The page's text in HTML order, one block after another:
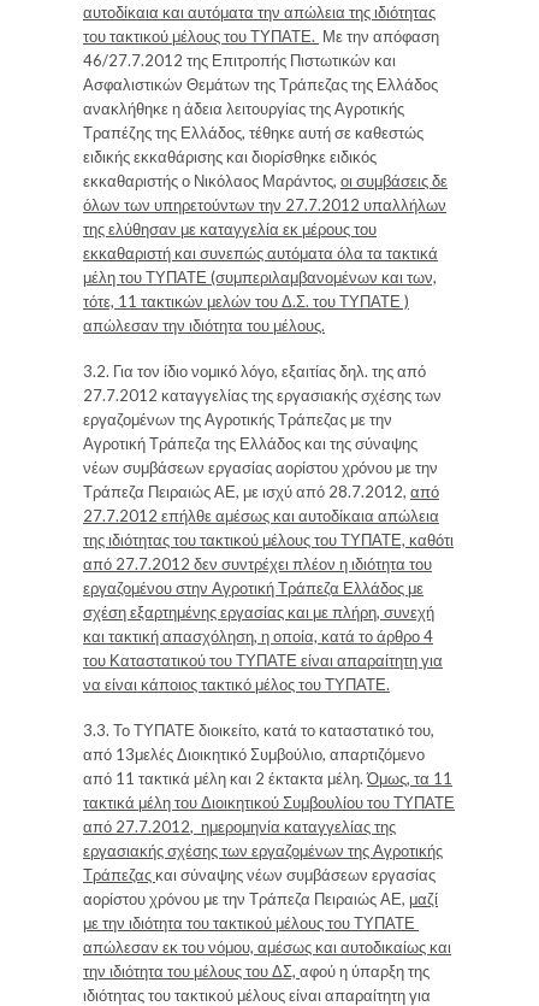
αυτοδίκαια και αυτόματα την απώλεια της ιδιότητας
του τακτικού μέλους του ΤΥΠΑΤΕ. Με την απόφαση
46/27.7.2012 της Επιτροπής Πιστωτικών και
Ασφαλιστικών Θεμάτων της Τράπεζας της Ελλάδος
ανακλήθηκε η άδεια λειτουργίας της Αγροτικής
Τραπέζης της Ελλάδος, τέθηκε αυτή σε καθεστώς
ειδικής εκκαθάρισης και διορίσθηκε ειδικός
εκκαθαριστής ο Νικόλαος Μαράντος, οι συμβάσεις δε
όλων των υπηρετούντων την 27.7.2012 υπαλλήλων
της ελύθησαν με καταγγελία εκ μέρους του
εκκαθαριστή και συνεπώς αυτόματα όλα τα τακτικά
μέλη του ΤΥΠΑΤΕ (συμπεριλαμβανομένων και των,
τότε, 11 τακτικών μελών του Δ.Σ. του ΤΥΠΑΤΕ )
απώλεσαν την ιδιότητα του μέλους.
3.2. Για τον ίδιο νομικό λόγο, εξαιτίας δηλ. της από
27.7.2012 καταγγελίας της εργασιακής σχέσης των
εργαζομένων της Αγροτικής Τράπεζας με την
Αγροτική Τράπεζα της Ελλάδος και της σύναψης
νέων συμβάσεων εργασίας αορίστου χρόνου με την
Τράπεζα Πειραιώς ΑΕ, με ισχύ από 28.7.2012, από
27.7.2012 επήλθε αμέσως και αυτοδίκαια απώλεια
της ιδιότητας του τακτικού μέλους του ΤΥΠΑΤΕ, καθότι
από 27.7.2012 δεν συντρέχει πλέον η ιδιότητα του
εργαζομένου στην Αγροτική Τράπεζα Ελλάδος με
σχέση εξαρτημένης εργασίας και με πλήρη, συνεχή
και τακτική απασχόληση, η οποία, κατά το άρθρο 4
του Καταστατικού του ΤΥΠΑΤΕ είναι απαραίτητη για
να είναι κάποιος τακτικό μέλος του ΤΥΠΑΤΕ.
3.3. Το ΤΥΠΑΤΕ διοικείτο, κατά το καταστατικό του,
από 13μελές Διοικητικό Συμβούλιο, απαρτιζόμενο
από 11 τακτικά μέλη και 2 έκτακτα μέλη.Όμως, τα 11
τακτικά μέλη του Διοικητικού Συμβουλίου του ΤΥΠΑΤΕ
από 27.7.2012, ημερομηνία καταγγελίας της
εργασιακής σχέσης των εργαζομένων της Αγροτικής
Τράπεζας και σύναψης νέων συμβάσεων εργασίας
αορίστου χρόνου με την Τράπεζα Πειραιώς ΑΕ, μαζί
με την ιδιότητα του τακτικού μέλους του ΤΥΠΑΤΕ
απώλεσαν εκ του νόμου, αμέσως και αυτοδικαίως και
την ιδιότητα του μέλους του ΔΣ, αφού η ύπαρξη της
ιδιότητας του τακτικού μέλους είναι απαραίτητη για